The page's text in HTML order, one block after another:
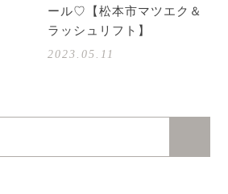
ール♡【松本市マツエク＆
ラッシュリフト】
2023.05.11